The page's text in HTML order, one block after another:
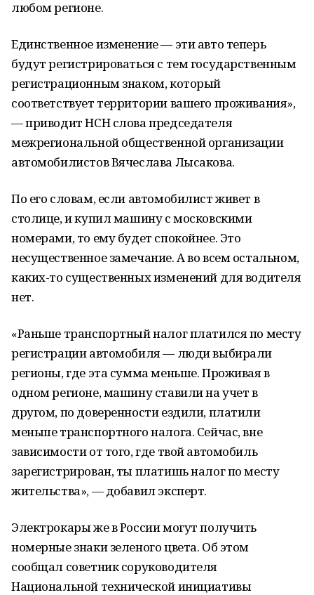
любом регионе.
Единственное изменение — эти авто теперь
будут регистрироваться с тем государственным
регистрационным знаком, который
соответствует территории вашего проживания»,
— приводит НСН слова председателя
межрегиональной общественной организации
автомобилистов Вячеслава Лысакова.
По его словам, если автомобилист живет в
столице, и купил машину с московскими
номерами, то ему будет спокойнее. Это
несущественное замечание. А во всем остальном,
каких-то существенных изменений для водителя
нет.
«Раньше транспортный налог платился по месту
регистрации автомобиля — люди выбирали
регионы, где эта сумма меньше. Проживая в
одном регионе, машину ставили на учет в
другом, по доверенности ездили, платили
меньше транспортного налога. Сейчас, вне
зависимости от того, где твой автомобиль
зарегистрирован, ты платишь налог по месту
жительства», — добавил эксперт.
Электрокары же в России могут получить
номерные знаки зеленого цвета. Об этом
сообщал советник соруководителя
Национальной технической инициативы